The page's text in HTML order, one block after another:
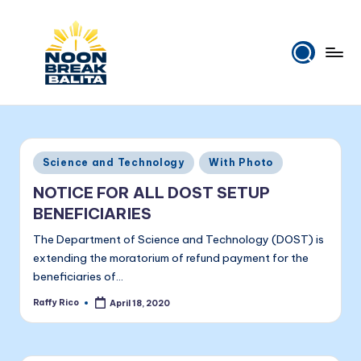
o
n
B
e
a
k
tuwing
tanghali.
Posted
in
Science and Technology With Photo
NOTICE FOR ALL DOST SETUP
BENEFICIARIES
The Department of Science and Technology (DOST) is
extending the moratorium of refund payment for the
beneficiaries of…
Posted
Raffy Rico April 18, 2020